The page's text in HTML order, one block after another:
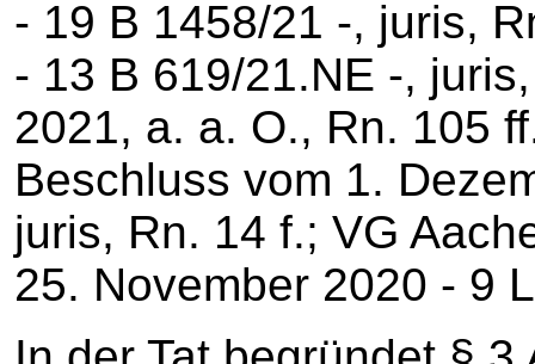
‑ 19 B 1458/21 -, juris,
- 13 B 619/21.NE -,
2021, a. a. O., Rn. 105
Beschluss vom 1.
juris, Rn. 14 f.; VG
25. November 2020 - 9